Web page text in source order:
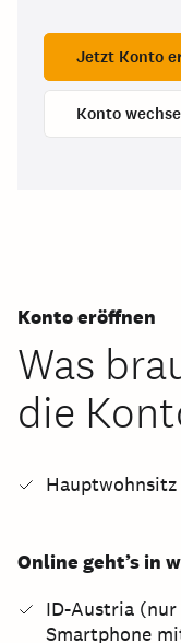
Jetzt Konto
Konto
Konto eröffnen
Was
die
Online geht’s in
ID-Austria
Smartphone